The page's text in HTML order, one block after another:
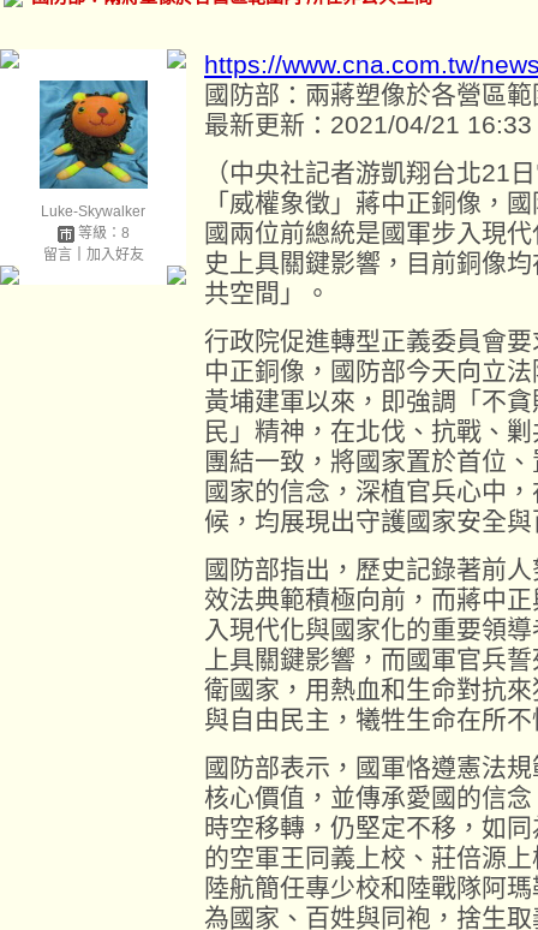
Luke-Skywalker
等級：8
留言｜ 加入好友
https://www.cna.com.tw/
國防部：兩蔣塑像於各營區
最新更新：2021/04/21 16:33
（中央社記者游凱翔台北21
「威權象徵」蔣中正銅像，
國兩位前總統是國軍步入現
史上具關鍵影響，目前銅像
共空間」。
行政院促進轉型正義委員會
中正銅像，國防部今天向立
黃埔建軍以來，即強調「不
民」精神，在北伐、抗戰、
團結一致，將國家置於首位
國家的信念，深植官兵心中
候，均展現出守護國家安全
國防部指出，歷史記錄著前
效法典範積極向前，而蔣中
入現代化與國家化的重要領
上具關鍵影響，而國軍官兵
衛國家，用熱血和生命對抗
與自由民主，犧牲生命在所
國防部表示，國軍恪遵憲法
核心價值，並傳承愛國的信
時空移轉，仍堅定不移，如
的空軍王同義上校、莊倍源
陸航簡任專少校和陸戰隊阿
為國家、百姓與同袍，捨生